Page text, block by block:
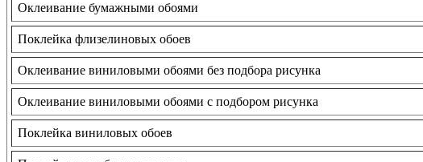
Оклеивание бумажными обоями
Поклейка флизелиновых обоев
Оклеивание виниловыми обоями без подбора рисунка
Оклеивание виниловыми обоями с подбором рисунка
Поклейка виниловых обоев